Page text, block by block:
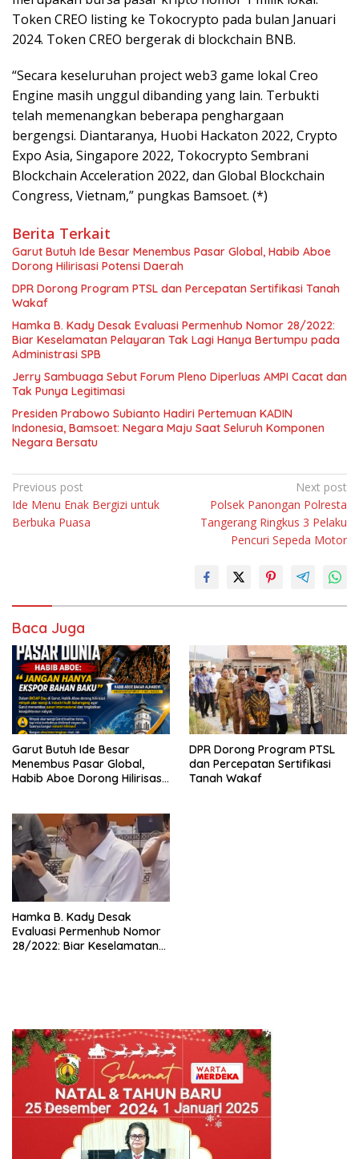
Token CREO listing ke Tokocrypto pada bulan Januari
2024. Token CREO bergerak di blockchain BNB.
“Secara keseluruhan project web3 game lokal Creo
Engine masih unggul dibanding yang lain. Terbukti
telah memenangkan beberapa penghargaan
bergengsi. Diantaranya, Huobi Hackaton 2022, Crypto
Expo Asia, Singapore 2022, Tokocrypto Sembrani
Blockchain Acceleration 2022, dan Global Blockchain
Congress, Vietnam,” pungkas Bamsoet. (*)
Berita Terkait
Garut Butuh Ide Besar Menembus Pasar Global, Habib Aboe
Dorong Hilirisasi Potensi Daerah
DPR Dorong Program PTSL dan Percepatan Sertifikasi Tanah
Wakaf
Hamka B. Kady Desak Evaluasi Permenhub Nomor 28/2022:
Biar Keselamatan Pelayaran Tak Lagi Hanya Bertumpu pada
Administrasi SPB
Jerry Sambuaga Sebut Forum Pleno Diperluas AMPI Cacat dan
Tak Punya Legitimasi
Presiden Prabowo Subianto Hadiri Pertemuan KADIN
Indonesia, Bamsoet: Negara Maju Saat Seluruh Komponen
Negara Bersatu
Navigasi
pos
Previous post
Ide Menu Enak Bergizi untuk
Berbuka Puasa
Next post
Polsek Panongan Polresta
Tangerang Ringkus 3 Pelaku
Pencuri Sepeda Motor
Baca Juga
Garut Butuh Ide Besar
Menembus Pasar Global,
Habib Aboe Dorong Hilirisasi
DPR Dorong Program PTSL
dan Percepatan Sertifikasi
Tanah Wakaf
Hamka B. Kady Desak
Evaluasi Permenhub Nomor
28/2022: Biar Keselamatan